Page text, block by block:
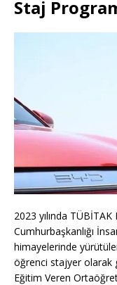
Staj
2023 yılında
Cumhurbaşkanlığı
himayelerinde
öğrenci stajyer olarak
Eğitim Veren